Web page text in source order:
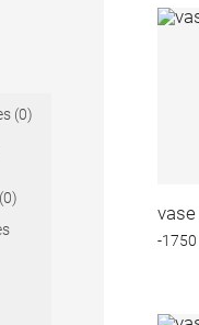
(0)
-1750